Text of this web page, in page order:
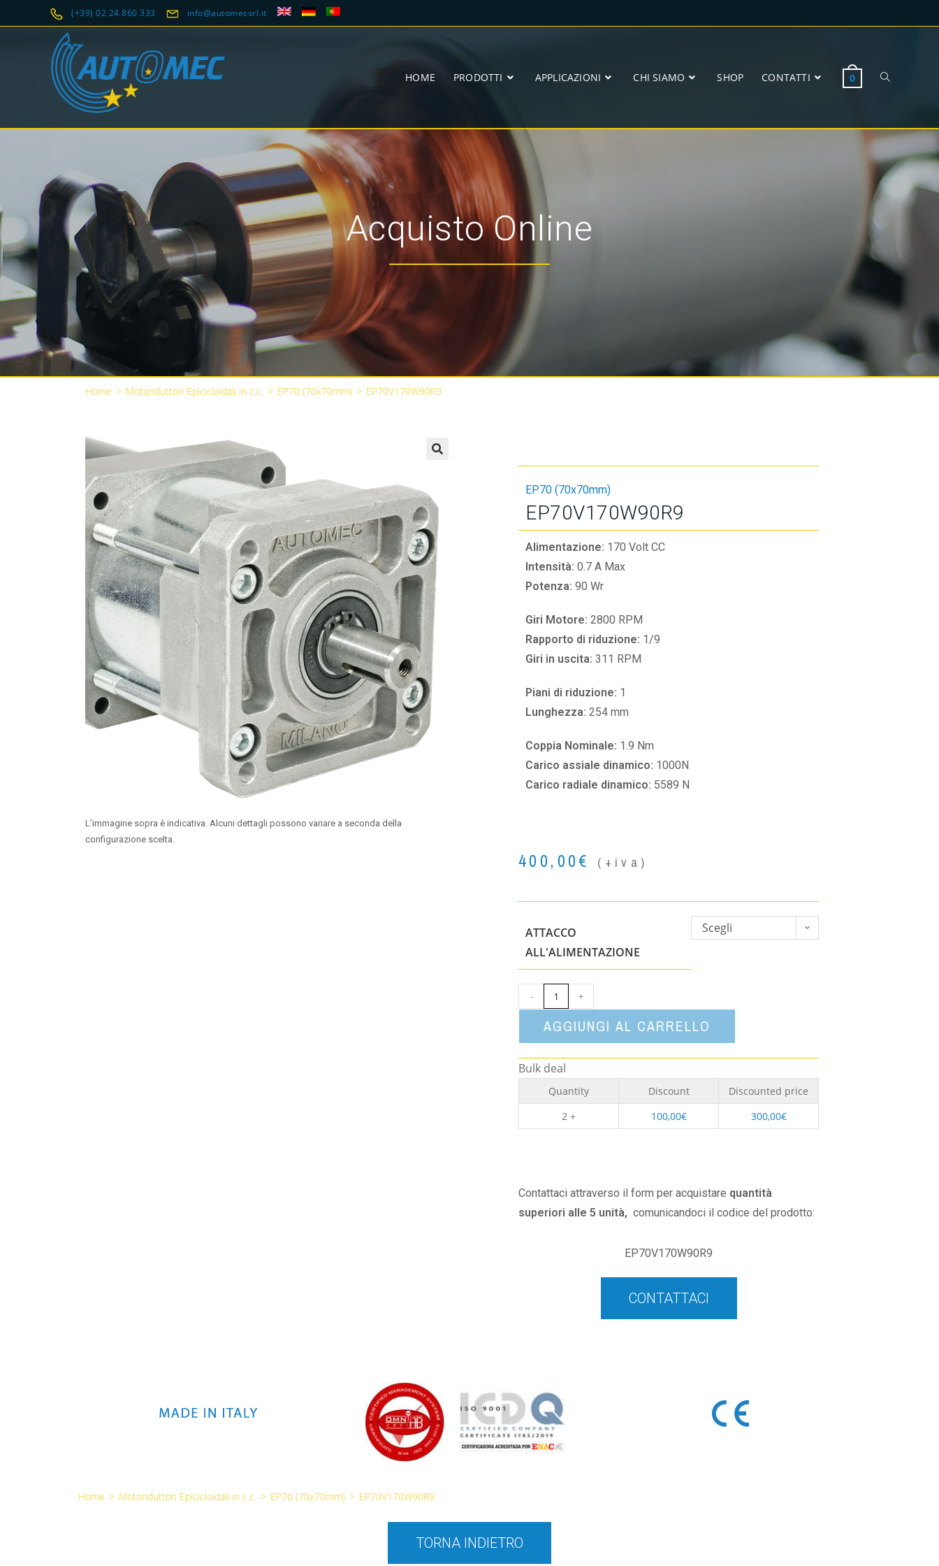
(+39) 02 24 860 333 info@automecsrl.it
HOME PRODOTTI APPLICAZIONI CHI SIAMO SHOP CONTATTI 0
Acquisto Online
Home > Motoriduttori Epicicloidali in c.c. > EP70 (70x70mm) > EP70V170W90R9
L’immagine sopra è indicativa. Alcuni dettagli possono variare a seconda della
configurazione scelta.
EP70 (70x70mm)
EP70V170W90R9
Alimentazione: 170 Volt CC
Intensità: 0.7 A Max
Potenza: 90 Wr
Giri Motore: 2800 RPM
Rapporto di riduzione: 1/9
Giri in uscita: 311 RPM
Piani di riduzione: 1
Lunghezza: 254 mm
Coppia Nominale: 1.9 Nm
Carico assiale dinamico: 1000N
Carico radiale dinamico: 5589 N
400,00€ (+iva)
ATTACCO
ALL'ALIMENTAZIONE
Scegli
- +
AGGIUNGI AL CARRELLO
Bulk deal
Quantity Discount
Discounted price
2 +
100,00€ 300,00€
Contattaci attraverso il form per acquistare quantità
superiori alle 5 unità, comunicandoci il codice del prodotto:
EP70V170W90R9
CONTATTACI
Home > Motoriduttori Epicicloidali in c.c. > EP70 (70x70mm) > EP70V170W90R9
TORNA INDIETRO